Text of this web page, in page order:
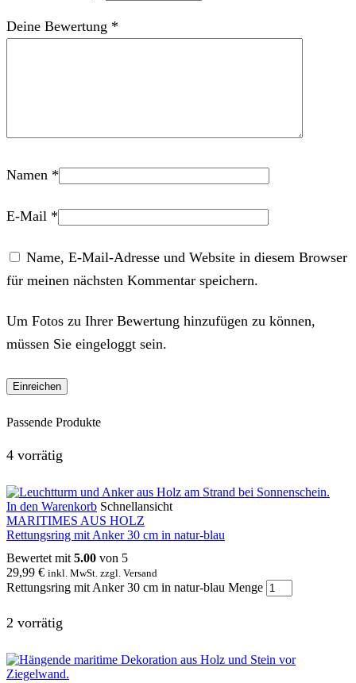
Deine Bewertung *
Namen *
E-Mail *
Name, E-Mail-Adresse und Website in diesem Browser
für meinen nächsten Kommentar speichern.
Um Fotos zu Ihrer Bewertung hinzufügen zu können,
müssen Sie eingeloggt sein.
Passende Produkte
4 vorrätig
In den Warenkorb Schnellansicht
MARITIMES AUS HOLZ
Rettungsring mit Anker 30 cm in natur-blau
Bewertet mit5.00 von 5
29,99 € inkl. MwSt. zzgl. Versand
Rettungsring mit Anker 30 cm in natur-blau Menge
2 vorrätig